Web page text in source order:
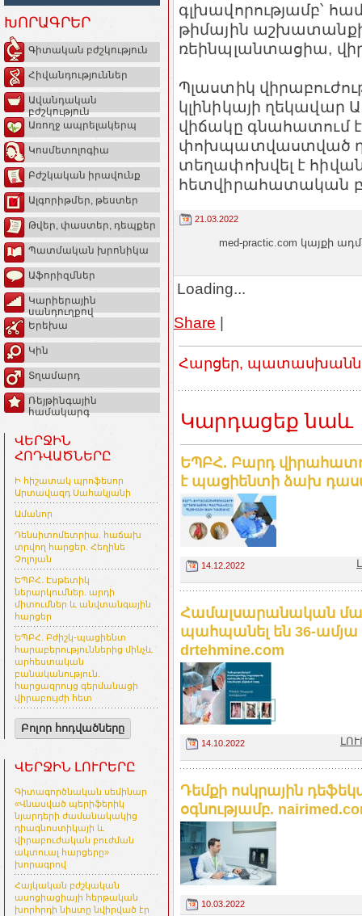
ԽՈՐԱԳՐԵՐ
Գիտական բժշկություն
Հիվանդություններ
Ավանդական
բժշկություն
Առողջ ապրելակերպ
Կոսմետոլոգիա
Բժշկական իրավունք
Ալգորիթմեր, թեստեր
Թվեր, փաստեր, դեպքեր
Պատմական խրոնիկա
Աֆորիզմներ
Կարիերային
սանդուղքով
Երեխա
Կին
Տղամարդ
Ռեյթինգային
համակարգ
ՎԵՐՋԻՆ
ՀՈԴՎԱԾՆԵՐԸ
Ի հիշատակ պրոֆեսոր
Արտավազդ Սահակյանի
Ամանոր
Դենսիտոմետրիա. հաճախ
տրվող հարցեր. Հեղինե
Չոլոյան
ԵՊԲՀ. Էսթետիկ
ներարկումներ. արդի
միտումներ և անվտանգային
հարցեր
ԵՊԲՀ. Բժիշկ-պացիենտ
հարաբերություններից մինչև
արհեստական
բանականություն.
հարցազրույց գերմանացի
վիրաբույժի հետ
Բոլոր հոդվածները
ՎԵՐՋԻՆ ԼՈՒՐԵՐԸ
Գիտագործնական սեմինար
«Վնասված պերիֆերիկ
նյարդերի ժամանակակից
դիագնոստիկայի և
վիրաբուժական բուժման
ակտուալ հարցերը»
խորագրով
Հայկական բժշկական
ասոցիացիայի հերթական
խորհրդի նիստը նվիրված էր
գլխավորությամբ՝
թիմային աշխատանքի
ռեինպլանտացիա,
Պլաստիկ
կլինիկայի
վիճակը գնահատում
փոխպատվաստված
տեղափոխվել է
հետվիրահատական
21.03.2022
med-practic.com կայքի
Loading...
Share |
Հարցեր,
Կարդացեք նաև
ԵՊԲՀ. Բարդ
է պացիենտի ձախ
14.12.2022
Համալսարանական
պահպանել են 36-
drtehmine.com
14.10.2022
Դեմքի ոսկրային
օգնությամբ.
10.03.2022